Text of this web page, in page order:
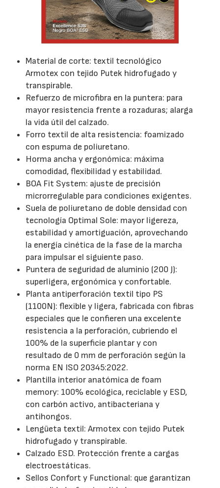
Material de corte: textil tecnológico
Armotex con tejido Putek hidrofugado y
transpirable.
Refuerzo de microfibra en la puntera: para
mayor resistencia frente a rozaduras; alarga
la vida útil del calzado.
Forro textil de alta resistencia: foamizado
con espuma de poliuretano.
Horma ancha y ergonómica: máxima
comodidad, flexibilidad y estabilidad.
BOA Fit System: ajuste de precisión
microrregulable para condiciones exigentes.
Suela de poliuretano de doble densidad con
tecnología Optimal Sole: mayor ligereza,
estabilidad y amortiguación, aprovechando
la energía cinética de la fase de la marcha
para impulsar el siguiente paso.
Puntera de seguridad de aluminio (200 J):
superligera, ergonómica y confortable.
Planta antiperforación textil tipo PS
(1100N): flexible y ligera, fabricada con fibras
especiales que le confieren una excelente
resistencia a la perforación, cubriendo el
100% de la superficie plantar y con
resultado de 0 mm de perforación según la
norma EN ISO 20345:2022.
Plantilla interior anatómica de foam
memory: 100% ecológica, reciclable y ESD,
con carbón activo, antibacteriana y
antihongos.
Lengüeta textil: Armotex con tejido Putek
hidrofugado y transpirable.
Calzado ESD. Protección frente a cargas
electroestáticas.
Sellos Confort y Functional: que garantizan